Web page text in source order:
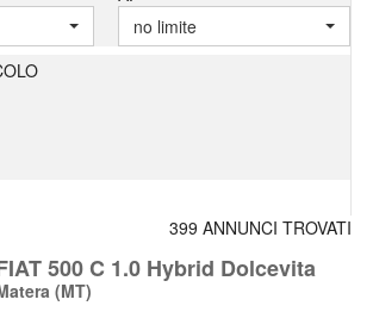
no limite
399 ANNUNCI TROVATI
500 C 1.0 Hybrid Dolcevita
(MT)